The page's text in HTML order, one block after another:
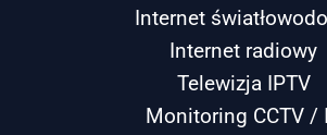
Internet
Internet radiowy
Telewizja IPTV
Monitoring CCTV /